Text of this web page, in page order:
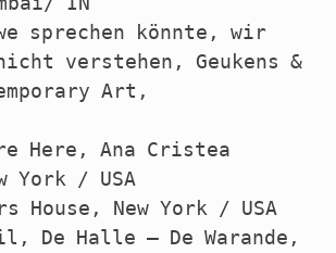
sprechen könnte, wir
verstehen, Geukens &
Art,
Here, Ana Cristea
York / USA
House, New York / USA
De Halle – De Warande,